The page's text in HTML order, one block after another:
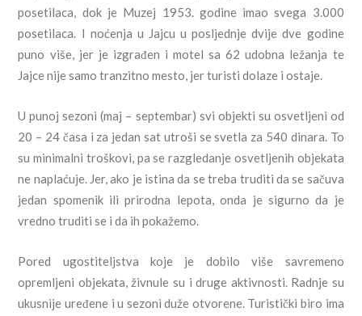
posetilaca, dok je Muzej 1953. godine imao svega 3.000
posetilaca. I noćenja u Jajcu u posljednje dvije dve godine
puno više, jer je izgrađen i motel sa 62 udobna ležanja te
Jajce nije samo tranzitno mesto, jer turisti dolaze i ostaje.
U punoj sezoni (maj – septembar) svi objekti su osvetljeni od
20 – 24 časa i za jedan sat utroši se svetla za 540 dinara. To
su minimalni troškovi, pa se razgledanje osvetljenih objekata
ne naplaćuje. Jer, ako je istina da se treba truditi da se sačuva
jedan spomenik ili prirodna lepota, onda je sigurno da je
vredno truditi se i da ih pokažemo.
Pored ugostiteljstva koje je dobilo više savremeno
opremljeni objekata, živnule su i druge aktivnosti. Radnje su
ukusnije uređene i u sezoni duže otvorene. Turistički biro ima